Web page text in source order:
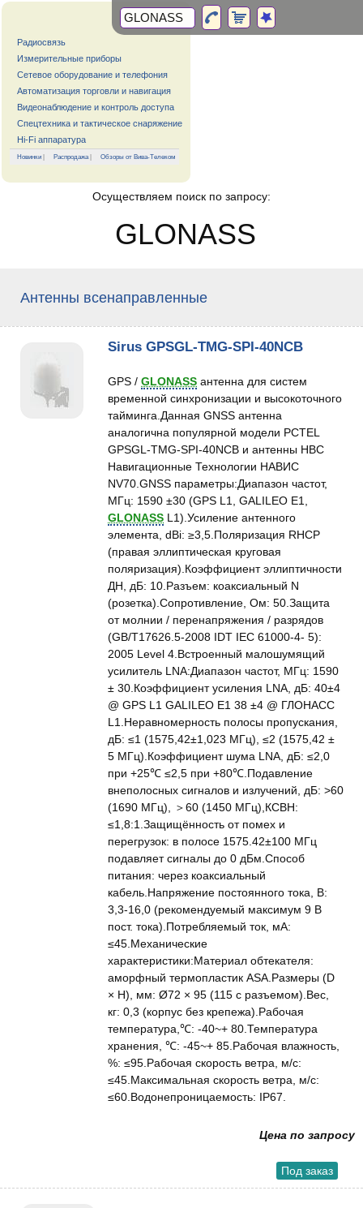
Радиосвязь
Измерительные приборы
Сетевое оборудование и телефония
Автоматизация торговли и навигация
Видеонаблюдение и контроль доступа
Спецтехника и тактическое снаряжение
Hi-Fi аппаратура
Новинки | Распродажа| Обзоры от Вива-Телеком
Осуществляем поиск по запросу:
GLONASS
Антенны всенаправленные
Sirus GPSGL-TMG-SPI-40NCB
GPS / GLONASS антенна для систем
временной синхронизации и высокоточного
тайминга.Данная GNSS антенна
аналогична популярной модели PCTEL
GPSGL-TMG-SPI-40NCB и антенны НВС
Навигационные Технологии НАВИС
NV70.GNSS параметры:Диапазон частот,
МГц: 1590 ±30 (GPS L1, GALILEO E1,
GLONASS L1).Усиление антенного
элемента, dBi: ≥3,5.Поляризация RHCP
(правая эллиптическая круговая
поляризация).Коэффициент эллиптичности
ДН, дБ: 10.Разъем: коаксиальный N
(розетка).Сопротивление, Ом: 50.Защита
от молнии / перенапряжения / разрядов
(GB/T17626.5-2008 IDT IEC 61000-4- 5):
2005 Level 4.Встроенный малошумящий
усилитель LNA:Диапазон частот, МГц: 1590
± 30.Коэффициент усиления LNA, дБ: 40±4
@ GPS L1 GALILEO E1 38 ±4 @ ГЛОНАСС
L1.Неравномерность полосы пропускания,
дБ: ≤1 (1575,42±1,023 МГц), ≤2 (1575,42 ±
5 МГц).Коэффициент шума LNA, дБ: ≤2,0
при +25℃ ≤2,5 при +80℃.Подавление
внеполосных сигналов и излучений, дБ: >60
(1690 МГц), ＞60 (1450 МГц),КСВН:
≤1,8:1.Защищённость от помех и
перегрузок: в полосе 1575.42±100 МГц
подавляет сигналы до 0 дБм.Способ
питания: через коаксиальный
кабель.Напряжение постоянного тока, В:
3,3-16,0 (рекомендуемый максимум 9 В
пост. тока).Потребляемый ток, мА:
≤45.Механические
характеристики:Материал обтекателя:
аморфный термопластик ASA.Размеры (D
× H), мм: Ø72 × 95 (115 с разъемом).Вес,
кг: 0,3 (корпус без крепежа).Рабочая
температура,℃: -40~+ 80.Температура
хранения, ℃: -45~+ 85.Рабочая влажность,
%: ≤95.Рабочая скорость ветра, м/с:
≤45.Максимальная скорость ветра, м/с:
≤60.Водонепроницаемость: IP67.
Цена по запросу
Под заказ